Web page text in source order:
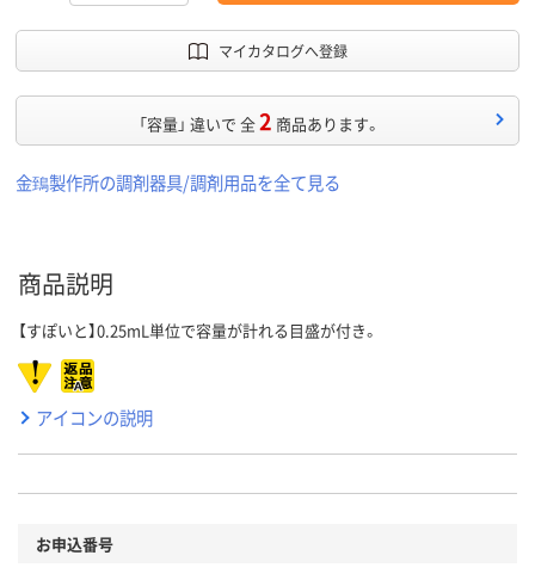
マイカタログへ登録
「容量」 違いで 全2 商品あります。
金鵄製作所の調剤器具/調剤用品を全て見る
商品説明
【すぽいと】0.25mL単位で容量が計れる目盛が付き。
アイコンの説明
お申込番号